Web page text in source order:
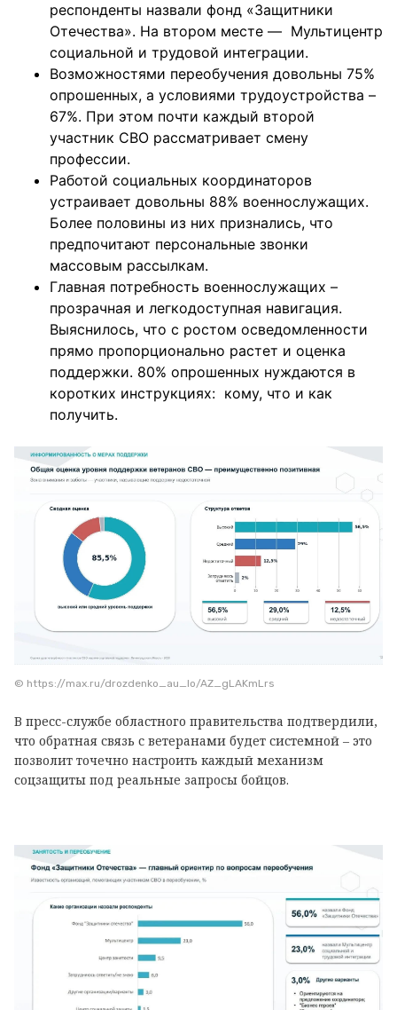
респонденты назвали фонд «Защитники
Отечества». На втором месте — Мультицентр
социальной и трудовой интеграции.
Возможностями переобучения довольны 75%
опрошенных, а условиями трудоустройства –
67%. При этом почти каждый второй
участник СВО рассматривает смену
профессии.
Работой социальных координаторов
устраивает довольны 88% военнослужащих.
Более половины из них признались, что
предпочитают персональные звонки
массовым рассылкам.
Главная потребность военнослужащих –
прозрачная и легкодоступная навигация.
Выяснилось, что с ростом осведомленности
прямо пропорционально растет и оценка
поддержки. 80% опрошенных нуждаются в
коротких инструкциях: кому, что и как
получить.
© https://max.ru/drozdenko_au_lo/AZ_gLAKmLrs
В пресс-службе областного правительства подтвердили,
что обратная связь с ветеранами будет системной – это
позволит точечно настроить каждый механизм
соцзащиты под реальные запросы бойцов.